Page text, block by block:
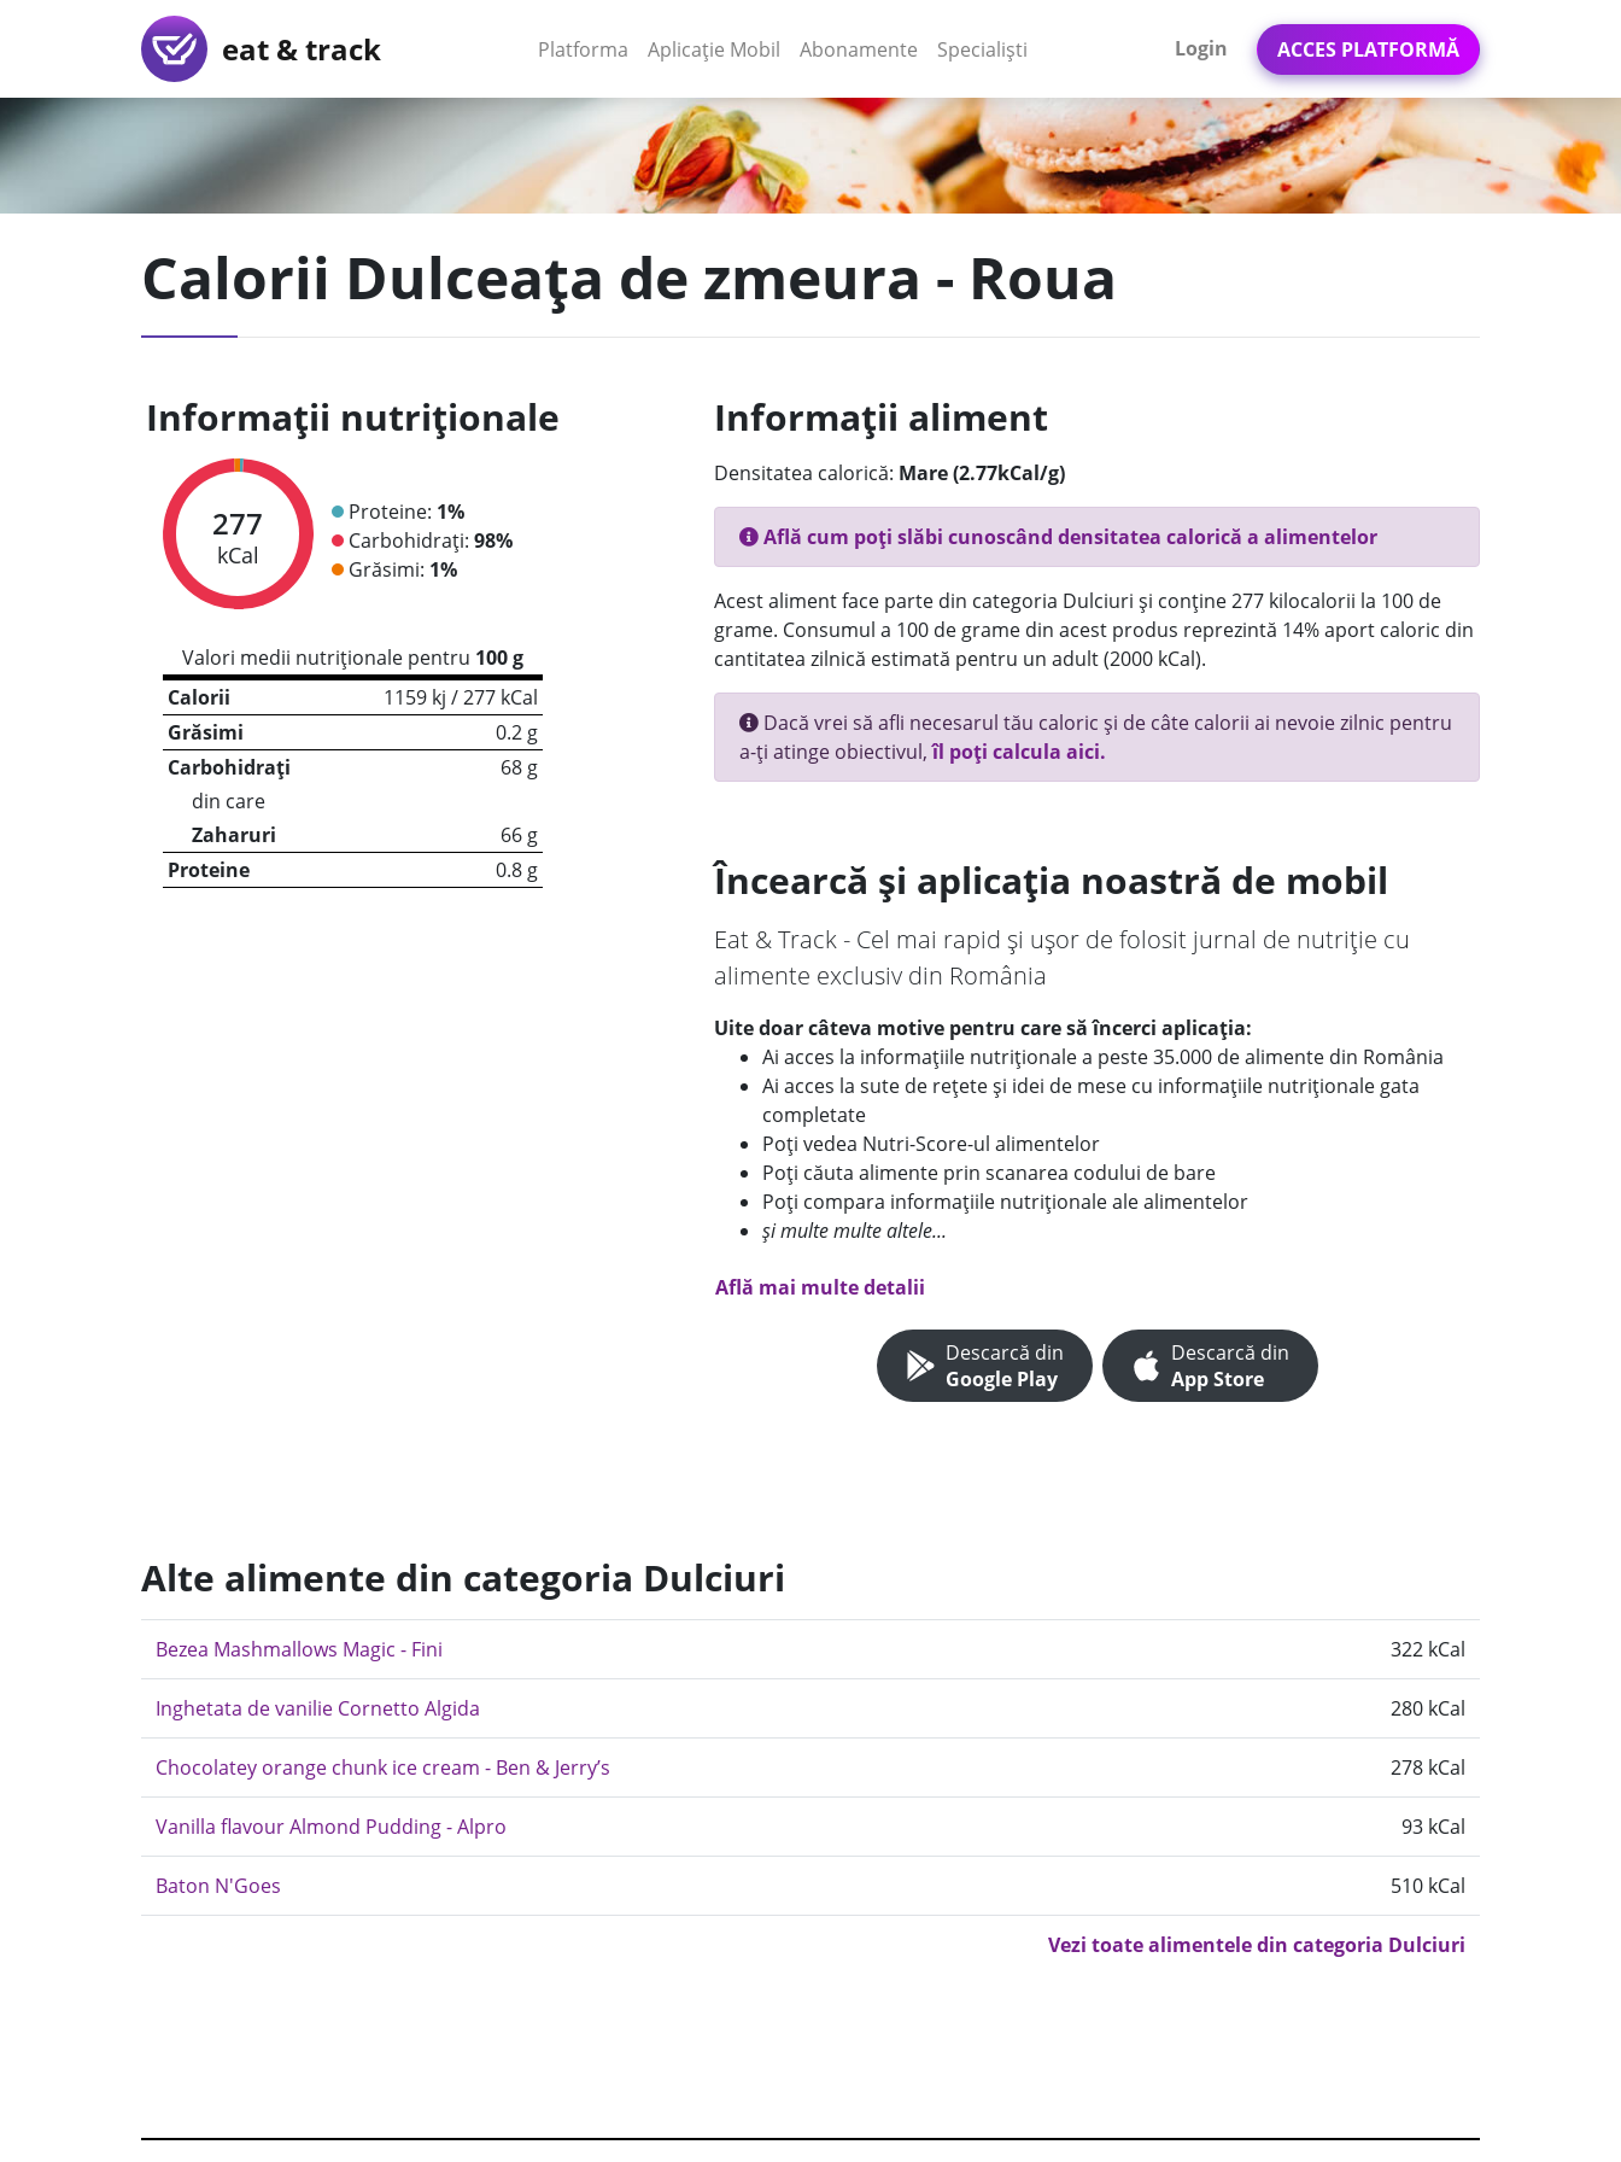
eat & track Platforma (current)
Aplicație Mobil (current)
Abonamente Specialiști Login ACCES PLATFORMĂ
Calorii Dulceața de zmeura - Roua
Informații nutriționale
277
kCal
Proteine: 1%
Carbohidrați: 98%
Grăsimi: 1%
Valori medii nutriționale pentru 100 g
Calorii
1159 kj / 277 kCal
Grăsimi
0.2 g
Carbohidrați
68 g
din care
Zaharuri
66 g
Proteine
0.8 g
Informații aliment
Densitatea calorică: Mare (2.77kCal/g)
Află cum poți slăbi cunoscând densitatea calorică a alimentelor
Acest aliment face parte din categoria Dulciuri și conține 277 kilocalorii la 100 de
grame. Consumul a 100 de grame din acest produs reprezintă 14% aport caloric din
cantitatea zilnică estimată pentru un adult (2000 kCal).
Dacă vrei să afli necesarul tău caloric și de câte calorii ai nevoie zilnic pentru
a-ți atinge obiectivul,îl poți calcula aici.
Încearcă și aplicația noastră de mobil
Eat & Track - Cel mai rapid și ușor de folosit jurnal de nutriție cu
alimente exclusiv din România
Uite doar câteva motive pentru care să încerci aplicația:
Ai acces la informațiile nutriționale a peste 35.000 de alimente din România
Ai acces la sute de rețete și idei de mese cu informațiile nutriționale gata
completate
Poți vedea Nutri-Score-ul alimentelor
Poți căuta alimente prin scanarea codului de bare
Poți compara informațiile nutriționale ale alimentelor
și multe multe altele...
Află mai multe detalii
Descarcă din
Google Play
Descarcă din
App Store
Alte alimente din categoria Dulciuri
Bezea Mashmallows Magic - Fini 322 kCal
Inghetata de vanilie Cornetto Algida 280 kCal
Chocolatey orange chunk ice cream - Ben & Jerry’s 278 kCal
Vanilla flavour Almond Pudding - Alpro 93 kCal
Baton N'Goes 510 kCal
Vezi toate alimentele din categoria Dulciuri